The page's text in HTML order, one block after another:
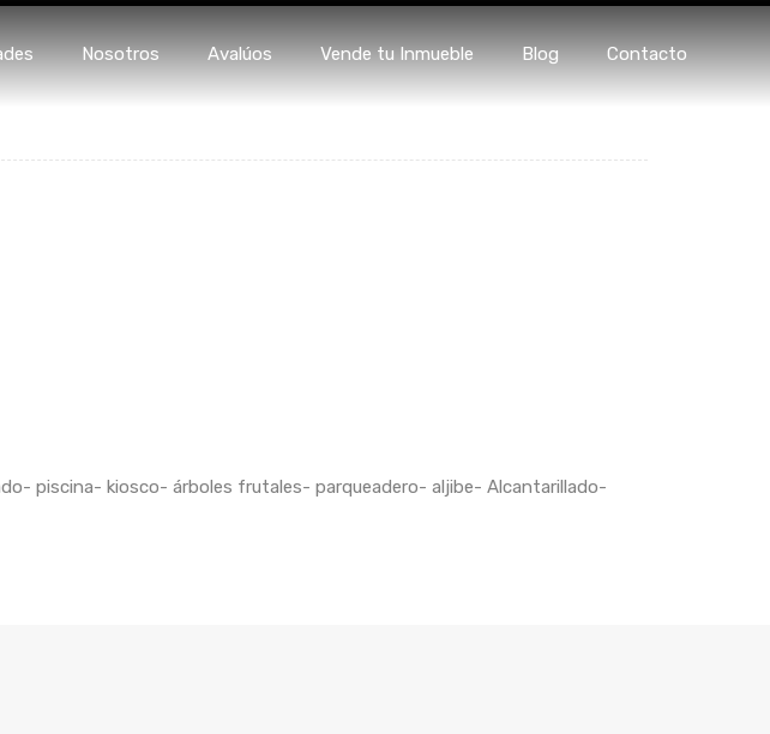
Propiedades Nosotros Avalúos Vende tu Inmueble Blog Contacto
Nosotros Avalúos Vende tu Inmueble Blog Contacto
piscina- kiosco- árboles frutales- parqueadero- aljibe- Alcantarillado-